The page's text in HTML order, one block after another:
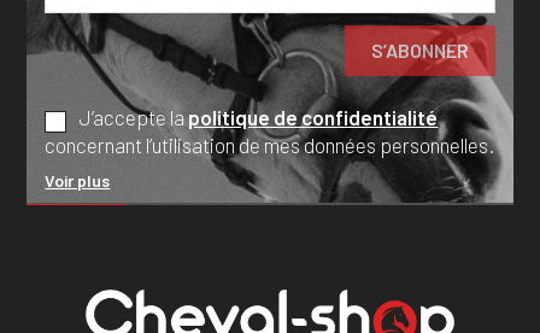
J’accepte lapolitique de confidentialité
concernant l’utilisation de mes données personnelles.
Voir plus